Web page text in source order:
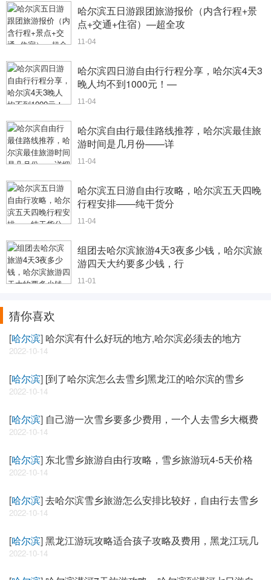
哈尔滨五日游跟团旅游报价（内含行程+景
点+交通+住宿）—超全攻
11-04
哈尔滨四日游自由行行程分享，哈尔滨4天3
晚人均不到1000元！—
11-04
哈尔滨自由行最佳路线推荐，哈尔滨最佳旅
游时间是几月份——详
11-04
哈尔滨五日游自由行攻略，哈尔滨五天四晚
行程安排——纯干货分
11-04
组团去哈尔滨旅游4天3夜多少钱，哈尔滨旅
游四天大约要多少钱，行
11-01
猜你喜欢
[哈尔滨] 哈尔滨有什么好玩的地方,哈尔滨必须去的地方
2022-10-14
[哈尔滨] [到了哈尔滨怎么去雪乡]黑龙江的哈尔滨的雪乡
2022-10-14
[哈尔滨] 自己游一次雪乡要多少费用，一个人去雪乡大概费
2022-10-14
[哈尔滨] 东北雪乡旅游自由行攻略，雪乡旅游玩4-5天价格
2022-10-14
[哈尔滨]去哈尔滨雪乡旅游怎么安排比较好，自由行去雪乡
2022-10-14
[哈尔滨]黑龙江游玩攻略适合孩子攻略及费用，黑龙江玩几
2022-10-14